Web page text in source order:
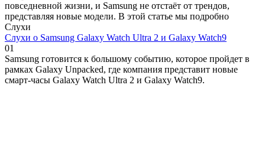
повседневной жизни, и Samsung не отстаёт от трендов,
представляя новые модели. В этой статье мы подробно
Слухи
Слухи о Samsung Galaxy Watch Ultra 2 и Galaxy Watch9
01
Samsung готовится к большому событию, которое пройдет в
рамках Galaxy Unpacked, где компания представит новые
смарт-часы Galaxy Watch Ultra 2 и Galaxy Watch9.